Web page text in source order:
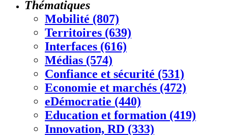
Thématiques
Mobilité (807)
Territoires (639)
Interfaces (616)
Médias (574)
Confiance et sécurité (531)
Economie et marchés (472)
eDémocratie (440)
Education et formation (419)
Innovation, RD (333)